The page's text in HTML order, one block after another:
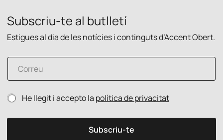
Subscriu-te al butlletí
Estigues al dia de les notícies i continguts d’Accent Obert.
C
r
e
e
P
o
í
P
l
He llegit i accepto la política de privacitat
Subscriu-te